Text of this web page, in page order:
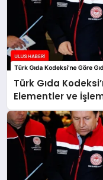
Türk Gıda
Elementler ve